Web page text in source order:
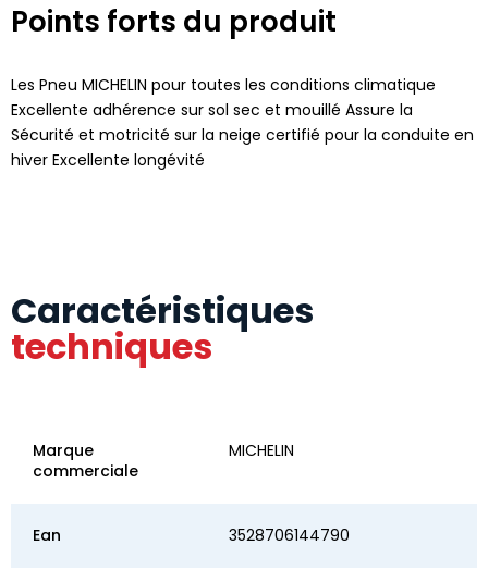
Points forts du produit
Les Pneu MICHELIN pour toutes les conditions climatique
Excellente adhérence sur sol sec et mouillé Assure la
Sécurité et motricité sur la neige certifié pour la conduite en
hiver Excellente longévité
Caractéristiques
techniques
Marque
commerciale
MICHELIN
Ean 3528706144790